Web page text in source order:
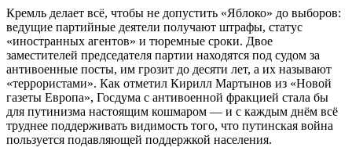
Кремль делает всё, чтобы не допустить «Яблоко» до выборов:
ведущие партийные деятели получают штрафы, статус
«иностранных агентов» и тюремные сроки. Двое
заместителей председателя партии находятся под судом за
антивоенные посты, им грозит до десяти лет, а их называют
«террористами». Как отметил Кирилл Мартынов из «Новой
газеты Европа», Госдума с антивоенной фракцией стала бы
для путинизма настоящим кошмаром — и с каждым днём всё
труднее поддерживать видимость того, что путинская война
пользуется подавляющей поддержкой населения.